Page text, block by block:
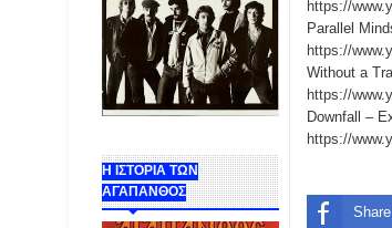
Η ΙΣΤΟΡΙΑ ΤΩΝ
ΑΓΑΠΑΝΘΟΣ
https://
Parallel
https://
Without a
https://
Downfall –
https://